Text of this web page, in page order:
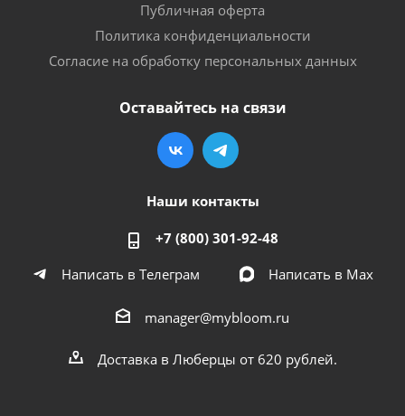
Публичная оферта
Политика конфиденциальности
Согласие на обработку персональных данных
Оставайтесь на связи
Наши контакты
+7 (800) 301-92-48
Написать в Телеграм
Написать в Мах
manager@mybloom.ru
Доставка в Люберцы от 620 рублей.